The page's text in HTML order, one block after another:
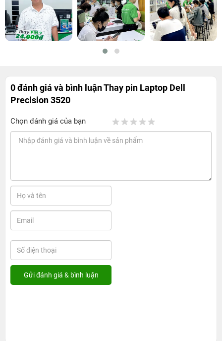
0 đánh giá và bình luậnThay pin Laptop Dell
Precision 3520
Chọn đánh giá của bạn